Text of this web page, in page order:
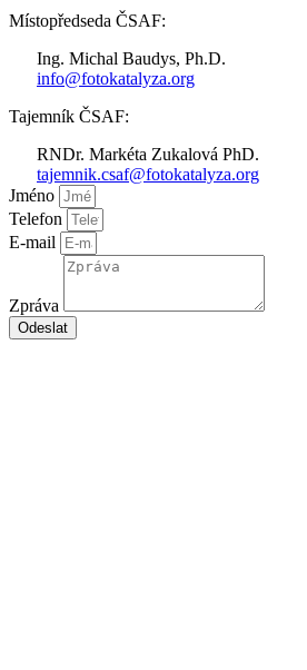
Místopředseda ČSAF:
Ing. Michal Baudys, Ph.D.
info@fotokatalyza.org
Tajemník ČSAF:
RNDr. Markéta Zukalová PhD.
tajemnik.csaf@fotokatalyza.org
Jméno
Telefon
E-mail
Zpráva
Odeslat